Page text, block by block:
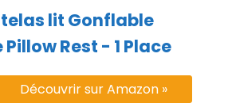
lit Gonflable
Rest - 1 Place
Découvrir sur Amazon »